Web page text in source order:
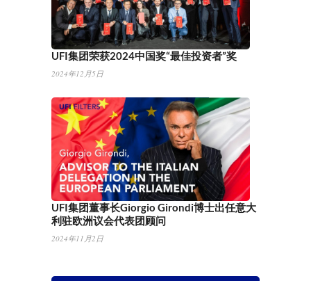
UFI集团荣获2024中国奖“最佳投资者”奖
2024年12月5日
UFI集团董事长Giorgio Girondi博士出任意大
利驻欧洲议会代表团顾问
2024年11月2日